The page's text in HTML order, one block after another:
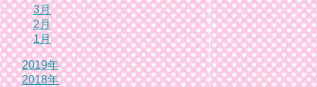
3月
2月
1月
2019年
2018年